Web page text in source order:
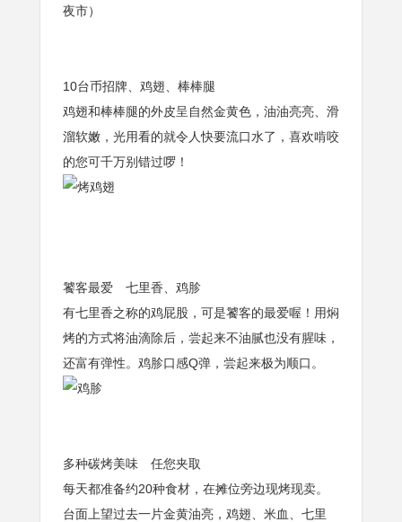
夜市）
10台币招牌、鸡翅、棒棒腿
鸡翅和棒棒腿的外皮呈自然金黄色，油油亮亮、滑
溜软嫩，光用看的就令人快要流口水了，喜欢啃咬
的您可千万别错过啰！
饕客最爱 七里香、鸡胗
有七里香之称的鸡屁股，可是饕客的最爱喔！用焖
烤的方式将油滴除后，尝起来不油腻也没有腥味，
还富有弹性。鸡胗口感Q弹，尝起来极为顺口。
多种碳烤美味 任您夹取
每天都准备约20种食材，在摊位旁边现烤现卖。
台面上望过去一片金黄油亮，鸡翅、米血、七里